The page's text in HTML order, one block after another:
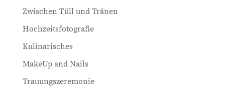
Zwischen Tüll und Tränen
Hochzeitsfotografie
Kulinarisches
MakeUp and Nails
Trauungszeremonie